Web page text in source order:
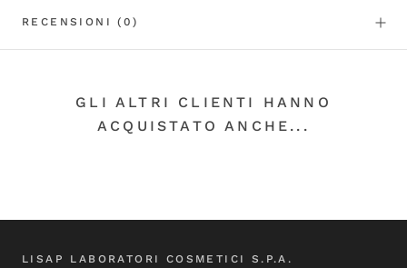
RECENSIONI(0)
GLI ALTRI CLIENTI HANNO
ACQUISTATO ANCHE...
LISAP LABORATORI COSMETICI S.P.A.